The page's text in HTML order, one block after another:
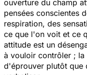
ouverture du champ
pensées conscientes
respiration, des
ce que l'on voit et ce
attitude est un
à vouloir contrôler ;
d'éprouver plutôt que